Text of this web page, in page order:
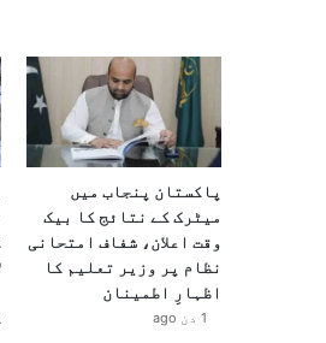
پاکستان پنجاب میں
میٹرک کے نتائج کا بیک
وقت اعلان، شفاف امتحانی
نظام پر وزیر تعلیم کا
اظہارِ اطمینان
1 دن ago